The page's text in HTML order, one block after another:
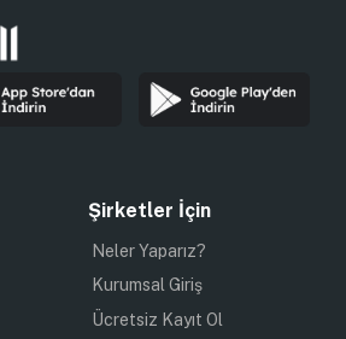
Şirketler İçin
Neler Yaparız?
Kurumsal Giriş
Ücretsiz Kayıt Ol